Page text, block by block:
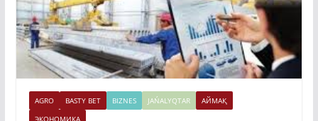
AGRO BASTY BET BIZNES JAŃALYQTAR
АЙМАҚ
ЭКОНОМИКА